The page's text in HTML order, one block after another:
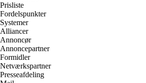
Prisliste
Fordelspunkter
Systemer
Alliancer
Annoncør
Annoncepartner
Formidler
Netværkspartner
Presseafdeling